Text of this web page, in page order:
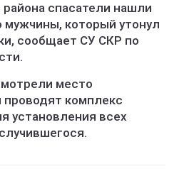
района спасатели нашли
мужчины, который утонул
сообщает СУ СКР по
место
комплекс
установления всех